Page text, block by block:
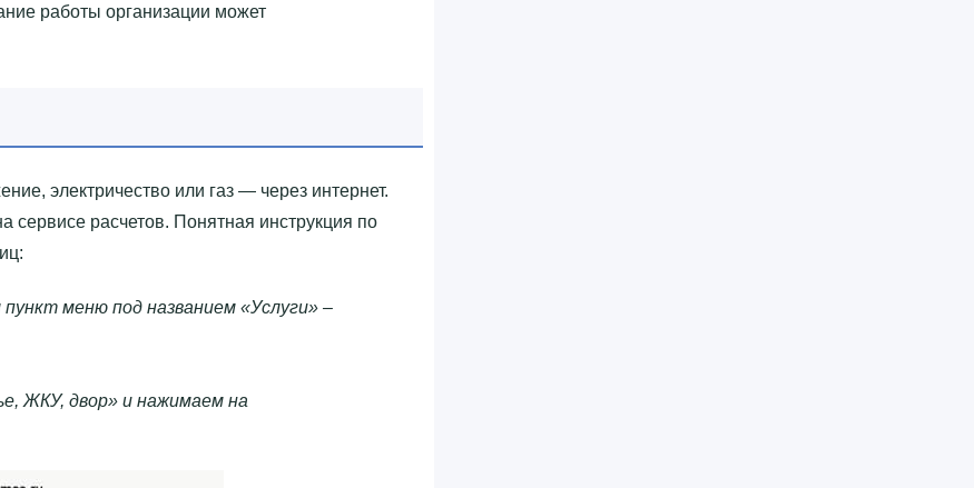
работы организации может
электричество или газ — через интернет.
сервисе расчетов. Понятная инструкция по
меню под названием «Услуги» –
ЖКУ, двор» и нажимаем на